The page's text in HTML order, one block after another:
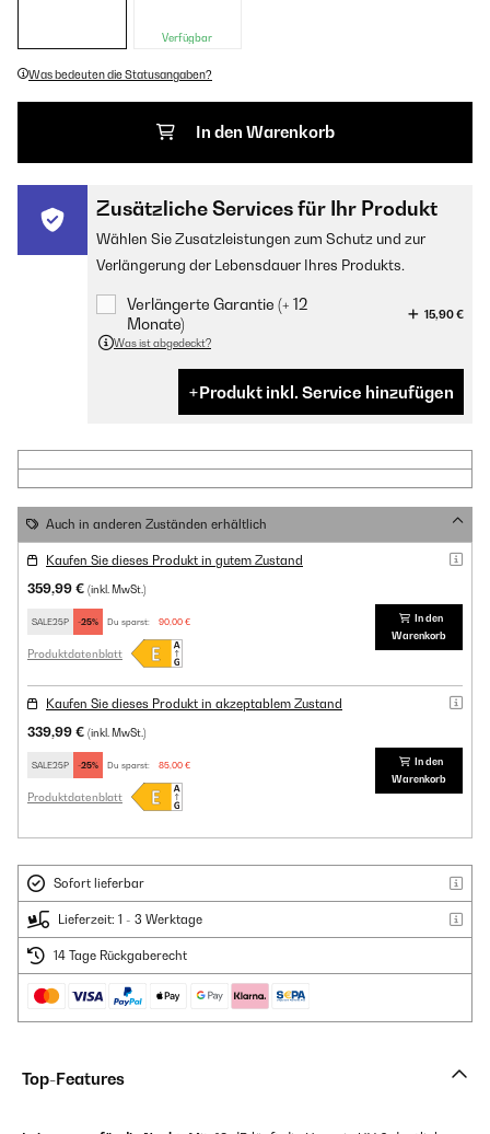
Verfügbar
Was bedeuten die Statusangaben?
In den Warenkorb
Zusätzliche Services für Ihr Produkt
Wählen Sie Zusatzleistungen zum Schutz und zur
Verlängerung der Lebensdauer Ihres Produkts.
Verlängerte Garantie (+ 12
Monate)
15,90 €
Was ist abgedeckt?
Produkt inkl. Service hinzufügen
Auch in anderen Zuständen erhältlich
Kaufen Sie dieses Produkt in gutem Zustand
359,99 € (inkl. MwSt.)
SALE25P -25% Du sparst: 90,00 €
Produktdatenblatt
In den
Warenkorb
Kaufen Sie dieses Produkt in akzeptablem Zustand
339,99 € (inkl. MwSt.)
SALE25P -25% Du sparst: 85,00 €
Produktdatenblatt
In den
Warenkorb
Sofort lieferbar
Lieferzeit: 1 - 3 Werktage
14 Tage Rückgaberecht
Top-Features